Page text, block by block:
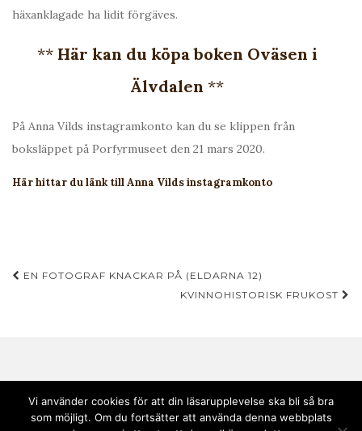
häxanklagade ha lidit förgäves.
** Här kan du köpa boken Oväsen i
Älvdalen **
På Anna Vilds instagramkonto kan du se klippen från
boksläppet på Porfyrmuseet den 21 mars 2020.
Här hittar du länk till Anna Vilds instagramkonto
Inläggsnavigering
EN FOTOGRAF KNACKAR PÅ (ELDARNA 12)
KVINNOHISTORISK FRUKOST
Vi använder cookies för att din läsarupplevelse ska bli så bra
som möjligt. Om du fortsätter att använda denna webbplats